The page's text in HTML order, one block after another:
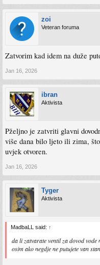
zoi
Veteran foruma
Zatvorim kad idem na duže
Jan 16, 2026
ibran
Aktivista
Pželjno je zatvriti glavni
više dana bilo ljeto ili zima,
uvjek otvoren.
Jan 16, 2026
Tyger
Aktivista
MadbaLL said: ↑
da li zatvarate ventil za dovod
osim ako negdje ne putujete van